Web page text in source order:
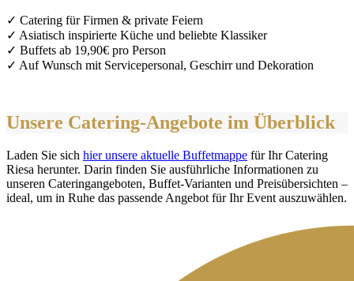
✓ Catering für Firmen & private Feiern
✓ Asiatisch inspirierte Küche und beliebte Klassiker
✓ Buffets ab 19,90€ pro Person
✓ Auf Wunsch mit Servicepersonal, Geschirr und Dekoration
Unsere Catering-Angebote im Überblick
Laden Sie sich hier unsere aktuelle Buffetmappe für Ihr Catering
Riesa herunter. Darin finden Sie ausführliche Informationen zu
unseren Cateringangeboten, Buffet-Varianten und Preisübersichten –
ideal, um in Ruhe das passende Angebot für Ihr Event auszuwählen.